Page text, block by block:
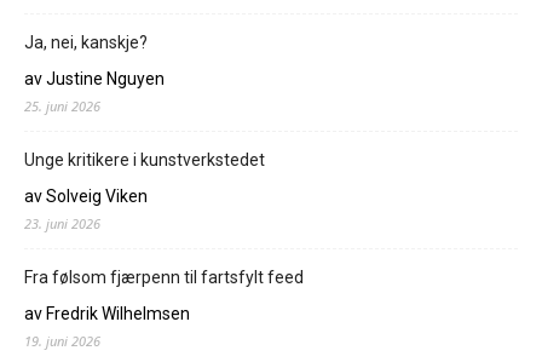
Ja, nei, kanskje?
av Justine Nguyen
25. juni 2026
Unge kritikere i kunstverkstedet
av Solveig Viken
23. juni 2026
Fra følsom fjærpenn til fartsfylt feed
av Fredrik Wilhelmsen
19. juni 2026